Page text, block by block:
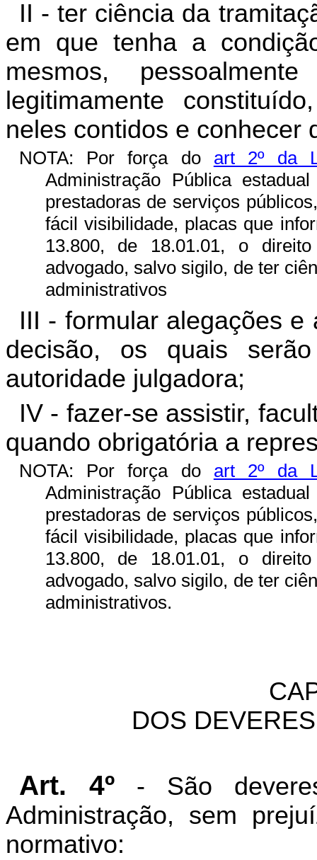
II - ter ciência da
em que tenha a
mesmos,
legitimamente
neles contidos e conhecer
NOTA: Por força do art 2º da
Administração Pública
prestadoras de serviços
fácil visibilidade, placas que
13.800, de 18.01.01, o
advogado, salvo sigilo, de ter
administrativos
III - formular alegações
decisão, os quais
autoridade julgadora;
IV - fazer-se assistir,
quando obrigatória a
NOTA: Por força do art 2º da
Administração Pública
prestadoras de serviços
fácil visibilidade, placas que
13.800, de 18.01.01, o
advogado, salvo sigilo, de ter
administrativos.
DOS
Art. 4º - São
Administração, sem
normativo: